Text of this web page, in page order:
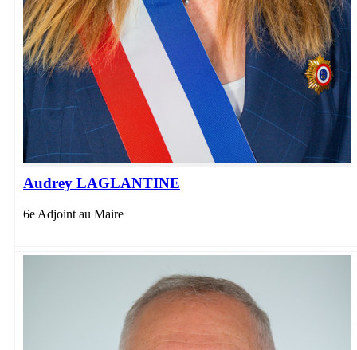
Audrey LAGLANTINE
6e Adjoint au Maire